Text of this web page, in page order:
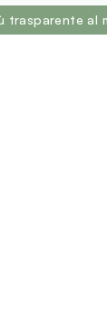
trasparente al